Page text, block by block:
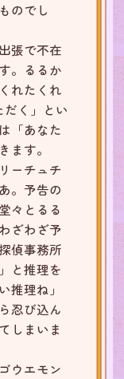
のでし
張で不在
。るるか
れたくれ
く」とい
「あなた
す。
ーチュチ
。予告の
々とるる
ざわざ予
偵事務所
と推理を
推理ね」
忍び込ん
しまいま
ウエモン